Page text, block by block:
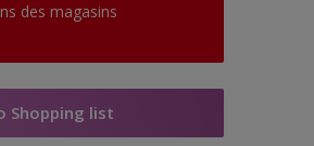
des magasins
Shopping list